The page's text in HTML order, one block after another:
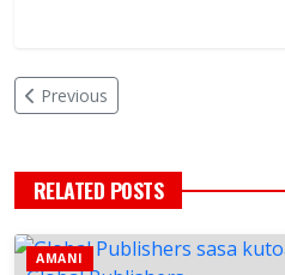
Previous
RELATED POSTS
AMANI